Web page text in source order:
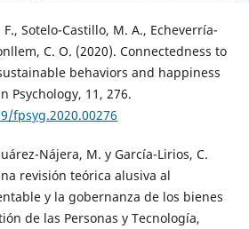
Sotelo-Castillo, M. A., Echeverría-
C. O. (2020). Connectedness to
behaviors and happiness
Psychology, 11, 276.
fpsyg.2020.00276
Nájera, M. y García-Lirios, C.
revisión teórica alusiva al
y la gobernanza de los bienes
de las Personas y Tecnología,